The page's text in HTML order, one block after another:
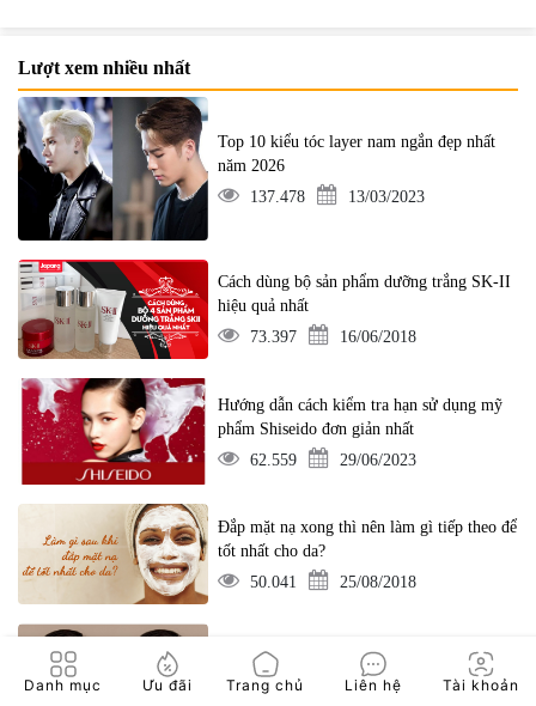
Danh mục Ưu đãi Trang chủ Liên hệ Tài khoản
Lượt xem nhiều nhất
Top 10 kiểu tóc layer nam ngắn đẹp nhất
năm 2026
137.478
13/03/2023
Cách dùng bộ sản phẩm dưỡng trắng SK-II
hiệu quả nhất
73.397
16/06/2018
Hướng dẫn cách kiểm tra hạn sử dụng mỹ
phẩm Shiseido đơn giản nhất
62.559
29/06/2023
Đắp mặt nạ xong thì nên làm gì tiếp theo để
tốt nhất cho da?
50.041
25/08/2018
hiệu quả tốt nhất?